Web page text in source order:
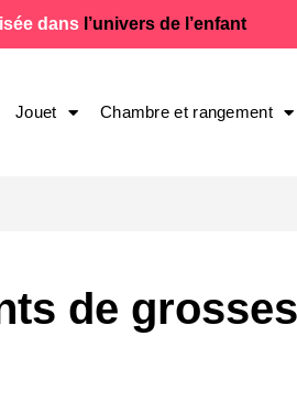
dans l’univers de l’enfant
Jouet Chambre et rangement
de